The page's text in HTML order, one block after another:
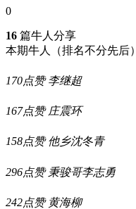
0
16 篇牛人分享
本期牛人
（排名不分先后）
170点赞 李继超
167点赞 庄震环
158点赞 他乡沈冬青
296点赞 秉骏哥李志勇
242点赞 黄海柳